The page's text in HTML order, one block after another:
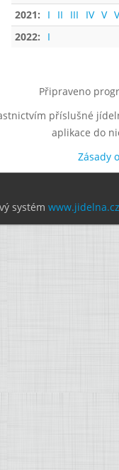
2021:
I II III IV V
2022:
I
Připraveno
příslušné
aplikace do
Zásady
systém www.jidelna.cz